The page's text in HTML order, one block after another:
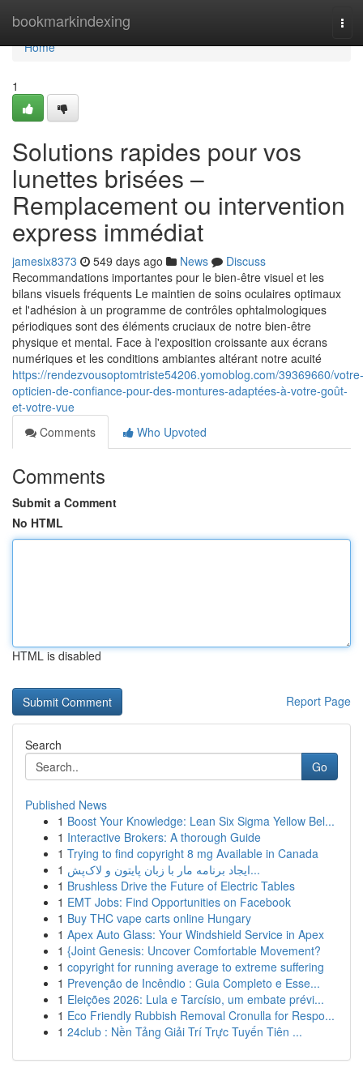
bookmarkindexing
Home
Home
1
Solutions rapides pour vos
lunettes brisées –
Remplacement ou intervention
express immédiat
jamesix8373 549 days ago News
Discuss
Recommandations importantes pour le bien-être visuel et les
bilans visuels fréquents Le maintien de soins oculaires optimaux
et l'adhésion à un programme de contrôles ophtalmologiques
périodiques sont des éléments cruciaux de notre bien-être
physique et mental. Face à l'exposition croissante aux écrans
numériques et les conditions ambiantes altérant notre acuité
https://rendezvousoptomtriste54206.yomoblog.com/39369660/votre-
opticien-de-confiance-pour-des-montures-adaptées-à-votre-goût-
et-votre-vue
Comments
Who Upvoted
Comments
Submit a Comment
No HTML
HTML is disabled
Report Page
Search
Go
Published News
1 Boost Your Knowledge: Lean Six Sigma Yellow Bel...
1 Interactive Brokers: A thorough Guide
1 Trying to find copyright 8 mg Available in Canada
1
ایجاد برنامه مار با زبان پایتون و لاک‌پش...
1 Brushless Drive the Future of Electric Tables
1 EMT Jobs: Find Opportunities on Facebook
1 Buy THC vape carts online Hungary
1 Apex Auto Glass: Your Windshield Service in Apex
1 {Joint Genesis: Uncover Comfortable Movement?
1 copyright for running average to extreme suffering
1 Prevenção de Incêndio : Guia Completo e Esse...
1 Eleições 2026: Lula e Tarcísio, um embate prévi...
1 Eco Friendly Rubbish Removal Cronulla for Respo...
1 24club : Nền Tảng Giải Trí Trực Tuyến Tiên ...